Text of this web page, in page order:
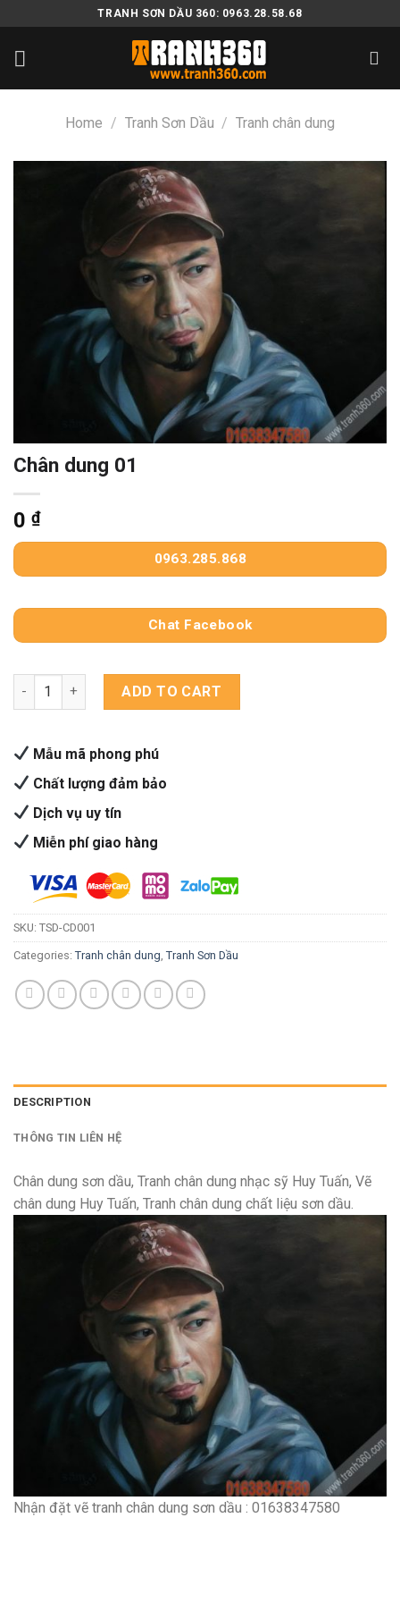
to
content
TRANH SƠN DẦU 360: 0963.28.58.68
Home / Tranh Sơn Dầu / Tranh chân dung
Chân dung 01
0 ₫
0963.285.868
Chat Facebook
Chân dung 01 quantityADD TO CART
Mẫu mã phong phú
Chất lượng đảm bảo
Dịch vụ uy tín
Miễn phí giao hàng
SKU: TSD-CD001
Categories: Tranh chân dung Tranh Sơn Dầu
DESCRIPTION
THÔNG TIN LIÊN HỆ
Chân dung sơn dầu, Tranh chân dung nhạc sỹ Huy Tuấn, Vẽ
chân dung Huy Tuấn, Tranh chân dung chất liệu sơn dầu.
Nhận đặt vẽ tranh chân dung sơn dầu : 01638347580